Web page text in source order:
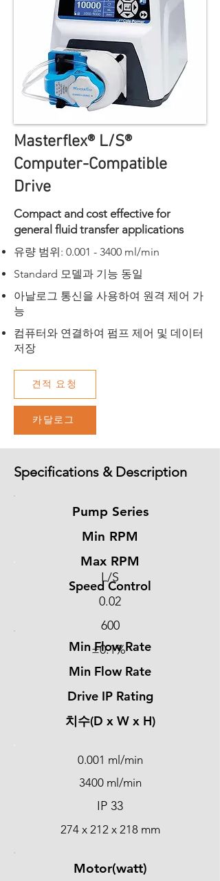
Masterflex® L/S®
Computer-Compatible
Drive
Compact and cost effective for
general fluid transfer applications
​유량 범위: 0.001 - 3400 ml/min
Standard 모델과 기능 동일
아날로그 통신을 사용하여 원격 제어 가
능
컴퓨터와 연결하여 펌프 제어 및 데이터
저장
견적 요청
카달로그
Specifications & Description
Pump Series
Min RPM
Max RPM
Speed Control
L/S
0.02
600
±0.1%
Min Flow Rate
Min Flow Rate
Drive IP Rating
​치수(D x W x H)
0.001 ml/min
3400 ml/min
IP 33
274 x 212 x 218 mm
Motor(watt)